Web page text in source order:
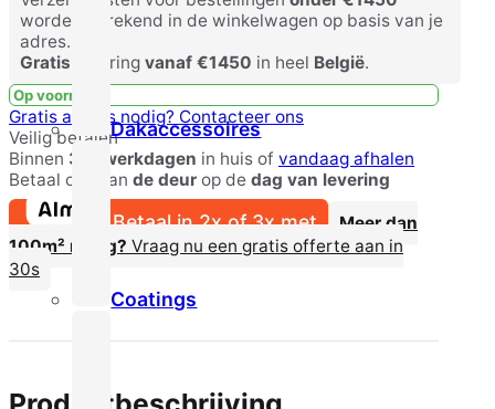
Dakaccessoires
Coatings
worden berekend in de winkelwagen op basis van je
adres.
Gratis levering vanaf €1450 in heel België.
Op voorraad
Gratis advies nodig? Contacteer ons
Veilig betalen
Binnen 3-5 werkdagen in huis of vandaag afhalen
Betaal ook aan de deur op de dag van levering
Betaal in 2x of 3x met
Meer dan
100m² nodig? Vraag nu een gratis offerte aan in
30s